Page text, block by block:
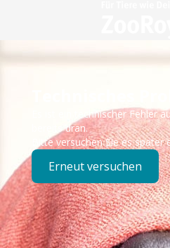
Technisches
Es ist ein technischer Fehler
bereits dran.
Bitte versuchen Sie es später
Erneut versuchen